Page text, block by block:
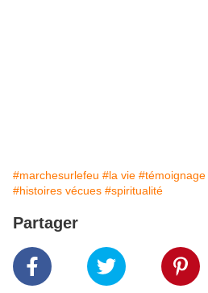
#marchesurlefeu #la vie #témoignage
#histoires vécues #spiritualité
Partager